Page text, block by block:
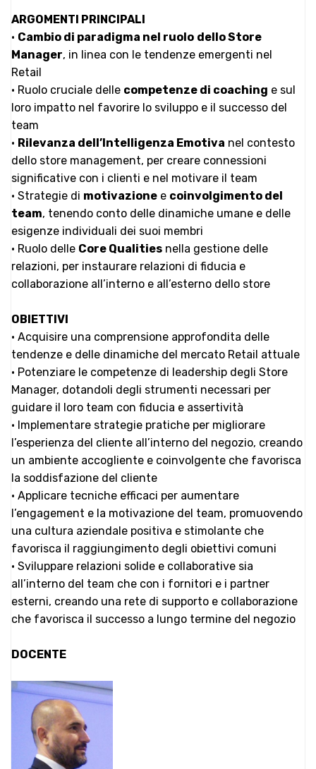
ARGOMENTI PRINCIPALI
• Cambio di paradigma nel ruolo dello Store
Manager, in linea con le tendenze emergenti nel
Retail
• Ruolo cruciale delle competenze di coaching e sul
loro impatto nel favorire lo sviluppo e il successo del
team
• Rilevanza dell’Intelligenza Emotiva nel contesto
dello store management, per creare connessioni
significative con i clienti e nel motivare il team
• Strategie di motivazione e coinvolgimento del
team, tenendo conto delle dinamiche umane e delle
esigenze individuali dei suoi membri
• Ruolo delle Core Qualities nella gestione delle
relazioni, per instaurare relazioni di fiducia e
collaborazione all’interno e all’esterno dello store
OBIETTIVI
• Acquisire una comprensione approfondita delle
tendenze e delle dinamiche del mercato Retail attuale
• Potenziare le competenze di leadership degli Store
Manager, dotandoli degli strumenti necessari per
guidare il loro team con fiducia e assertività
• Implementare strategie pratiche per migliorare
l’esperienza del cliente all’interno del negozio, creando
un ambiente accogliente e coinvolgente che favorisca
la soddisfazione del cliente
• Applicare tecniche efficaci per aumentare
l’engagement e la motivazione del team, promuovendo
una cultura aziendale positiva e stimolante che
favorisca il raggiungimento degli obiettivi comuni
• Sviluppare relazioni solide e collaborative sia
all’interno del team che con i fornitori e i partner
esterni, creando una rete di supporto e collaborazione
che favorisca il successo a lungo termine del negozio
DOCENTE